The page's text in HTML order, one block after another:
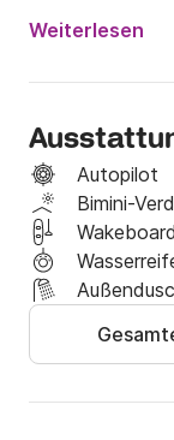
verleihen. Er ist
angetrieben.
Der Preis
- MwSt.
- Sicher
- Liegeplatz im
- Skipper 80 €
- Benzin
Weiterlesen
Autopilot
Bimini-
Wakeboard